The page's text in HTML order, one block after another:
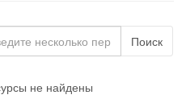
Поиск
не найдены